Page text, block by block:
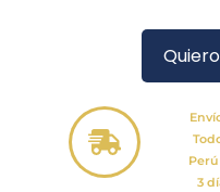
Perú
3